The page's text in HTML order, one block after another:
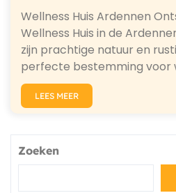
Wellness Huis Ardennen
Wellness Huis in de
zijn prachtige natuur en
perfecte bestemming voor
LEES MEER
Zoeken